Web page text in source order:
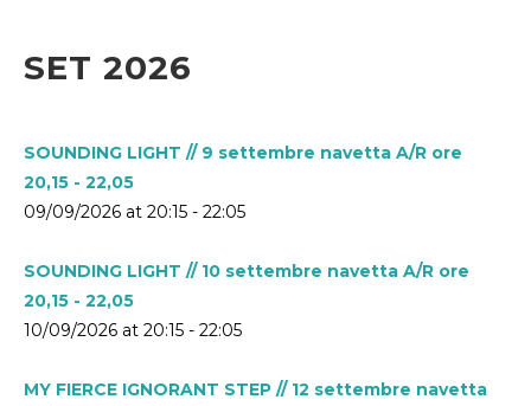
SET 2026
SOUNDING LIGHT // 9 settembre navetta A/R ore
20,15 - 22,05
09/09/2026 at 20:15 - 22:05
SOUNDING LIGHT // 10 settembre navetta A/R ore
20,15 - 22,05
10/09/2026 at 20:15 - 22:05
MY FIERCE IGNORANT STEP // 12 settembre navetta